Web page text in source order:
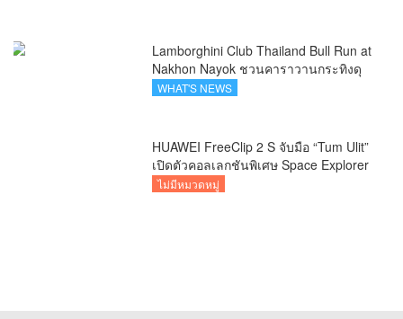
Lamborghini Club Thailand Bull Run at
Nakhon Nayok ชวนคาราวานกระทิงดุ
สัมผัสธรรมชาติเมืองรอง ณ นครนายก
WHAT'S NEWS
HUAWEI FreeClip 2 S จับมือ “Tum Ulit”
เปิดตัวคอลเลกชันพิเศษ Space Explorer
ถ่ายทอดศิลปะบนเคสหูฟัง
ไม่มีหมวดหมู่